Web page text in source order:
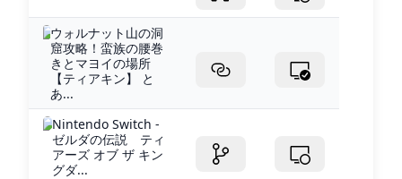
ウォルナット山の洞
窟攻略！蛮族の腰巻
きとマヨイの場所
【ティアキン】 と
あ...
Nintendo Switch -
ゼルダの伝説 ティ
アーズ オブ ザ キン
グダ...